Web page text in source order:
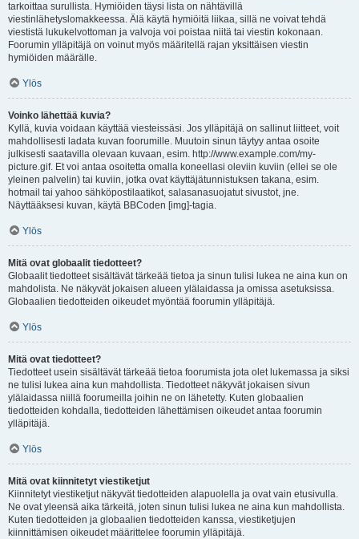
tarkoittaa surullista. Hymiöiden täysi lista on nähtävillä
viestinlähetyslomakkeessa. Älä käytä hymiöitä liikaa, sillä ne voivat tehdä
viestistä lukukelvottoman ja valvoja voi poistaa niitä tai viestin kokonaan.
Foorumin ylläpitäjä on voinut myös määritellä rajan yksittäisen viestin
hymiöiden määrälle.
Ylös
Voinko lähettää kuvia?
Kyllä, kuvia voidaan käyttää viesteissäsi. Jos ylläpitäjä on sallinut liitteet, voit
mahdollisesti ladata kuvan foorumille. Muutoin sinun täytyy antaa osoite
julkisesti saatavilla olevaan kuvaan, esim. http://www.example.com/my-
picture.gif. Et voi antaa osoitetta omalla koneellasi oleviin kuviin (ellei se ole
yleinen palvelin) tai kuviin, jotka ovat käyttäjätunnistuksen takana, esim.
hotmail tai yahoo sähköpostilaatikot, salasanasuojatut sivustot, jne.
Näyttääksesi kuvan, käytä BBCoden [img]-tagia.
Ylös
Mitä ovat globaalit tiedotteet?
Globaalit tiedotteet sisältävät tärkeää tietoa ja sinun tulisi lukea ne aina kun on
mahdolista. Ne näkyvät jokaisen alueen ylälaidassa ja omissa asetuksissa.
Globaalien tiedotteiden oikeudet myöntää foorumin ylläpitäjä.
Ylös
Mitä ovat tiedotteet?
Tiedotteet usein sisältävät tärkeää tietoa foorumista jota olet lukemassa ja siksi
ne tulisi lukea aina kun mahdollista. Tiedotteet näkyvät jokaisen sivun
ylälaidassa niillä foorumeilla joihin ne on lähetetty. Kuten globaalien
tiedotteiden kohdalla, tiedotteiden lähettämisen oikeudet antaa foorumin
ylläpitäjä.
Ylös
Mitä ovat kiinnitetyt viestiketjut
Kiinnitetyt viestiketjut näkyvät tiedotteiden alapuolella ja ovat vain etusivulla.
Ne ovat yleensä aika tärkeitä, joten sinun tulisi lukea ne aina kun mahdollista.
Kuten tiedotteiden ja globaalien tiedotteiden kanssa, viestiketjujen
kiinnittämisen oikeudet määrittelee foorumin ylläpitäjä.